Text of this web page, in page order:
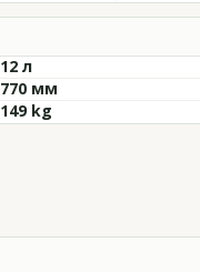
12 л
770 мм
149 kg